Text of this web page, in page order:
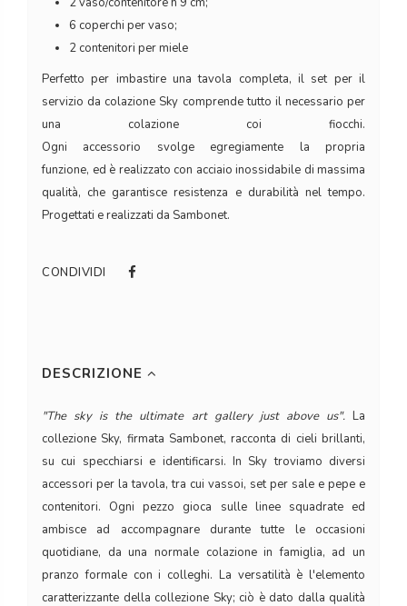
6 coperchi per vaso;
2 contenitori per miele
Perfetto per imbastire una tavola completa, il set per il
servizio da colazione Sky comprende tutto il necessario per
una colazione coi fiocchi.
Ogni accessorio svolge egregiamente la propria
funzione, ed è realizzato con acciaio inossidabile di massima
qualità, che garantisce resistenza e durabilità nel tempo.
Progettati e realizzati da Sambonet.
CONDIVIDI
DESCRIZIONE
"The sky is the ultimate art gallery just above us". La
collezione Sky, firmata Sambonet, racconta di cieli brillanti,
su cui specchiarsi e identificarsi. In Sky troviamo diversi
accessori per la tavola, tra cui vassoi, set per sale e pepe e
contenitori. Ogni pezzo gioca sulle linee squadrate ed
ambisce ad accompagnare durante tutte le occasioni
quotidiane, da una normale colazione in famiglia, ad un
pranzo formale con i colleghi. La versatilità è l'elemento
caratterizzante della collezione Sky; ciò è dato dalla qualità